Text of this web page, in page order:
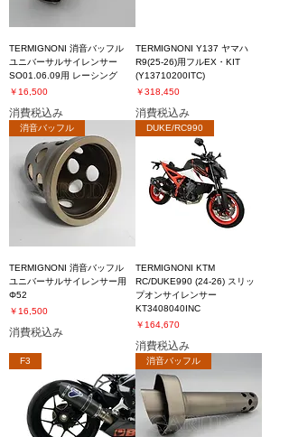
TERMIGNONI 消音バッフル
ユニバーサルサイレンサー
SO01.06.09用 レーシング
価格
￥16,500
消費税込み
TERMIGNONI Y137 ヤマハ
R9(25-26)用フルEX・KIT
(Y13710200ITC)
価格
￥318,450
消費税込み
消音バッフル
TERMIGNONI 消音バッフル
ユニバーサルサイレンサー用
Φ52
価格
￥16,500
消費税込み
DUKE/RC990
TERMIGNONI KTM
RC/DUKE990 (24-26) スリッ
プオンサイレンサー
KT3408040INC
価格
￥164,670
消費税込み
F3 消音バッフル